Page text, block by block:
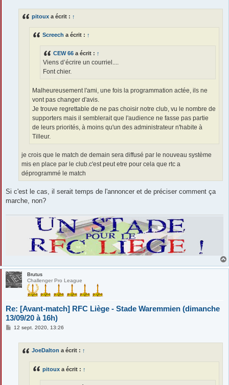
pitoux a écrit : ↑
Screech a écrit : ↑
CEW 66 a écrit : ↑
Viens d’écrire un courriel....
Font chier.
Malheureusement l'ami, une fois la programmation actée, ils ne
vont pas changer d'avis.
Je trouve regrettable de ne pas choisir notre club, vu le nombre de
supporters mais il semblerait que l'audience ne fasse pas partie
de leurs priorités, à moins qu'un des administrateur n'habite à
Tilleur.
je crois que le match de demain sera diffusé par le nouveau système
mis en place par le club.c'est peut etre pour cela que rtc a
déprogrammé le match
Si c'est le cas, il serait temps de l'annoncer et de préciser comment ça
marche, non?
Brutus
Challenger Pro League
Re: [Avant-match] RFC Liège - Stade Waremmien (dimanche
13/09/20 à 16h)
M12 sept. 2020, 13:26
JoeDalton a écrit : ↑
pitoux a écrit : ↑